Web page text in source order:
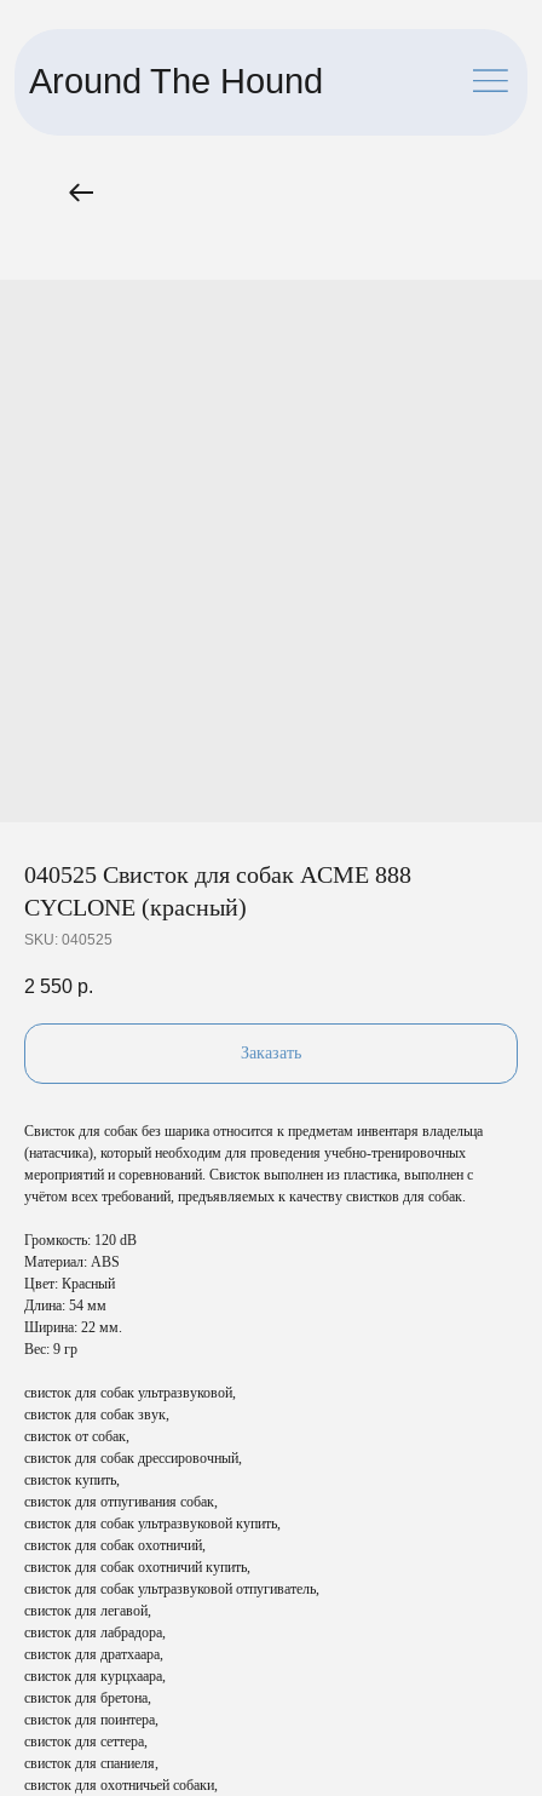
Around The Hound
040525 Свисток для собак ACME 888
СYCLONE (красный)
SKU: 040525
2 550 р.
Заказать
Свисток для собак без шарика относится к предметам инвентаря владельца
(натасчика), который необходим для проведения учебно-тренировочных
мероприятий и соревнований. Свисток выполнен из пластика, выполнен с
учётом всех требований, предъявляемых к качеству свистков для собак.
Громкость: 120 dВ
Материал: ABS
Цвет: Красный
Длина: 54 мм
Ширина: 22 мм.
Вес: 9 гр
свисток для собак ультразвуковой,
свисток для собак звук,
свисток от собак,
свисток для собак дрессировочный,
свисток купить,
свисток для отпугивания собак,
свисток для собак ультразвуковой купить,
свисток для собак охотничий,
свисток для собак охотничий купить,
свисток для собак ультразвуковой отпугиватель,
свисток для легавой,
свисток для лабрадора,
свисток для дратхаара,
свисток для курцхаара,
свисток для бретона,
свисток для поинтера,
свисток для сеттера,
свисток для спаниеля,
свисток для охотничьей собаки,